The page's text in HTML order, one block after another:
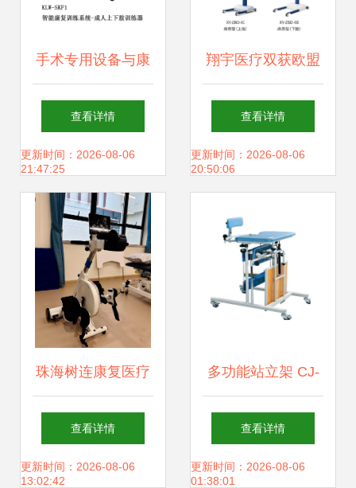
手术专用设备与康
复设备 现代医疗的
双生引擎
查看详情
更新时间：2026-08-06
21:47:25
翔宇医疗双获欧盟
CE-MDR认证 康复
设备品质获国际认
查看详情
更新时间：2026-08-06
20:50:06
珠海树连康复医疗
中心 多元化康复方
案助力患者重返健
查看详情
更新时间：2026-08-06
13:02:42
多功能站立架 CJ-
XZ-018 康复路上
的坚实伙伴
查看详情
更新时间：2026-08-06
01:38:01